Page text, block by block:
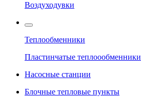
Воздуходувки
Теплообменники
Пластинчатые теплоообменники
Насосные станции
Блочные тепловые пункты